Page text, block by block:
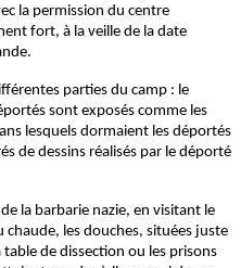
la permission du centre
fort, à la veille de la date
parties du camp : le
sont exposés comme les
lesquels dormaient les déportés
de dessins réalisés par le déporté
la barbarie nazie, en visitant le
les douches, situées juste
de dissection ou les prisons